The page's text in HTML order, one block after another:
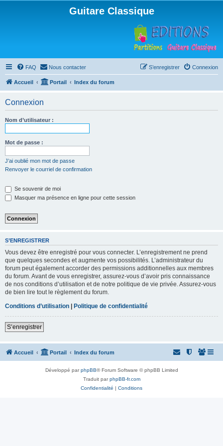
Guitare Classique
FAQ Nous contacter Connexion
S’enregistrer
Accueil Portail Index du forum
Connexion
Nom d’utilisateur :
Mot de passe :
J’ai oublié mon mot de passe
Renvoyer le courriel de confirmation
Se souvenir de moi
Masquer ma présence en ligne pour cette session
S’ENREGISTRER
Vous devez être enregistré pour vous connecter. L’enregistrement ne prend
que quelques secondes et augmente vos possibilités. L’administrateur du
forum peut également accorder des permissions additionnelles aux membres
du forum. Avant de vous enregistrer, assurez-vous d’avoir pris connaissance
de nos conditions d’utilisation et de notre politique de vie privée. Assurez-vous
de bien lire tout le règlement du forum.
Conditions d’utilisation | Politique de confidentialité
S’enregistrer
Accueil Portail Index du forum
Développé parphpBB® Forum Software © phpBB Limited
Traduit parphpBB-fr.com
Confidentialité | Conditions